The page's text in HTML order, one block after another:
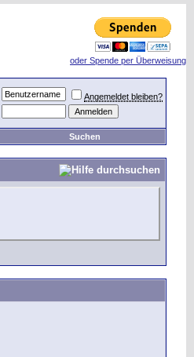
oder Spende per Überweisung
Angemeldet bleiben?
Suchen